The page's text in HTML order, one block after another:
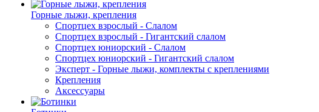
Горные лыжи, крепления
Спортцех взрослый - Слалом
Спортцех взрослый - Гигантский слалом
Спортцех юниорский - Слалом
Спортцех юниорский - Гигантский слалом
Эксперт - Горные лыжи, комплекты с креплениями
Крепления
Аксессуары